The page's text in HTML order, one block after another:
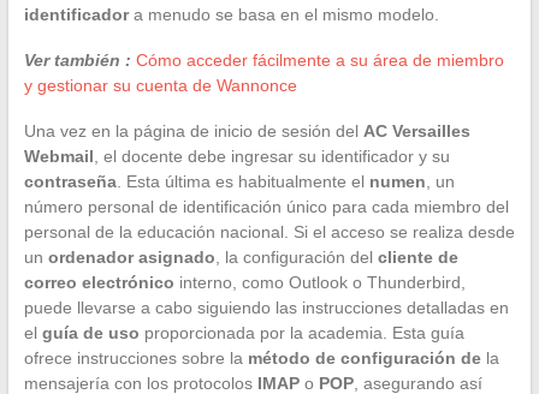
identificadora menudo se basa en el mismo modelo.
Ver también : Cómo acceder fácilmente a su área de miembro
y gestionar su cuenta de Wannonce
Una vez en la página de inicio de sesión del AC Versailles
Webmail , el docente debe ingresar su identificador y su
contraseña. Esta última es habitualmente el numen , un
número personal de identificación único para cada miembro del
personal de la educación nacional. Si el acceso se realiza desde
un ordenador asignado , la configuración del cliente de
correo electrónico interno, como Outlook o Thunderbird,
puede llevarse a cabo siguiendo las instrucciones detalladas en
el guía de uso proporcionada por la academia. Esta guía
ofrece instrucciones sobre la método de configuración dela
mensajería con los protocolos IMAPo POP, asegurando así